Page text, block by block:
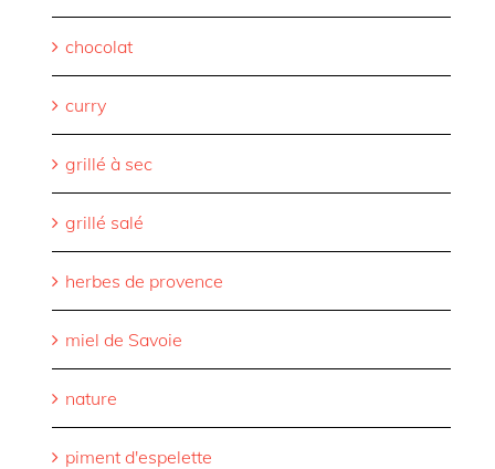
chocolat
curry
grillé à sec
grillé salé
herbes de provence
miel de Savoie
nature
piment d'espelette